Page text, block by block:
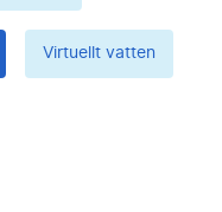
Virtuellt vatten